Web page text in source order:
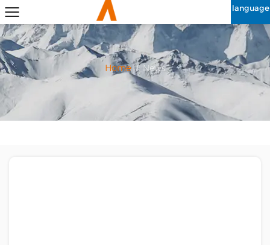
language
Home / News